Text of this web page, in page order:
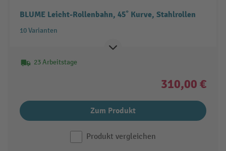
BLUME Leicht-Rollenbahn, 45˚ Kurve, Stahlrollen
10 Varianten
23 Arbeitstage
310,00 €
Zum Produkt
Produkt vergleichen